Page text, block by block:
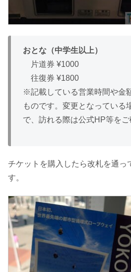
おとな（中学生以上）
片道券 ¥1000
往復券 ¥1800
※記載している営業時間や金
ものです。変更となっている
で、訪れる際は公式HP等をご
チケットを購入したら改札を通っ
す。